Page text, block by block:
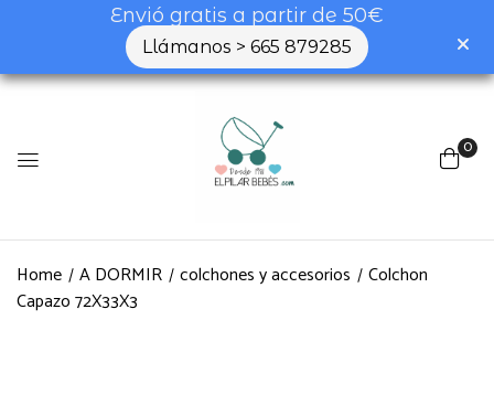
Envió gratis a partir de 50€
Llámanos > 665 879285
0
Home A DORMIR colchones y accesorios
Colchon
Capazo 72X33X3
“Colchon Capazo 72X33X3”
Tu valoración